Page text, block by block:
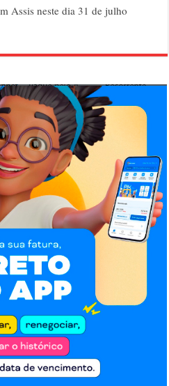
Assis neste dia 31 de julho